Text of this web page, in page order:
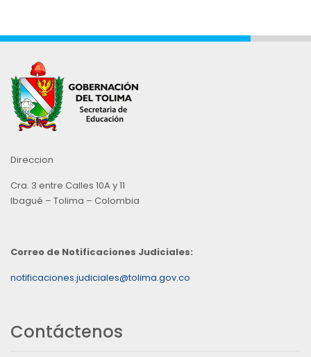
Direccion
Cra. 3 entre Calles 10A y 11
Ibagué – Tolima – Colombia
Correo de Notificaciones Judiciales:
notificaciones.judiciales@tolima.gov.co
Contáctenos